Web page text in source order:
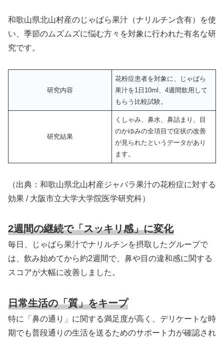
和歌山県北山村産のじゃばら果汁（ナリルチン含有）を使
い、季節のムズムズに悩む方々を対象に行われた有名な研
究です。
研究内容
花粉症患者を対象に、じゃばら
果汁を1日10ml、4週間飲用して
もらう比較試験。
研究結果
くしゃみ、鼻水、鼻詰まり、目
のかゆみの全項目で症状の改善
が見られたというデータがあり
ます。
（出典：和歌山県北山村産ジャバラ果汁の花粉症に対する
効果 / 大阪市立大学大学院医学研究科）
2週間の継続で「スッキリ感」に変化
毎日、じゃばら果汁でナリルチンを摂取したグループで
は、飲み始めてから約2週間で、鼻や目の違和感に関する
スコアが大幅に改善しました。
日常生活の「質」をキープ
特に「鼻の通り」に関する満足度が高く、デリケートな時
期でも普段通りの生活を送るためのサポート力が確認され